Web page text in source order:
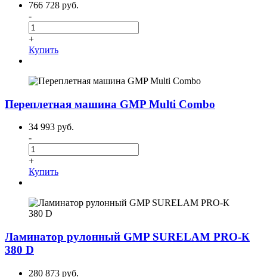
766 728 руб.
-
+
Купить
Переплетная машина GMP Multi Combo
34 993 руб.
-
+
Купить
Ламинатор рулонный GMP SURELAM PRO-К
380 D
280 873 руб.